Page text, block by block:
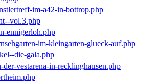
im-a42-in-bottrop.php
vol.3.php
ennigerloh.php
im-kleingarten-glueck-auf.php
die-gala.php
vestarena-in-recklinghausen.php